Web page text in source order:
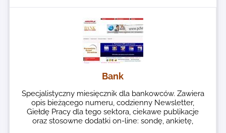
Bank
Specjalistyczny miesięcznik dla bankowców. Zawiera
opis bieżącego numeru, codzienny Newsletter,
Giełdę Pracy dla tego sektora, ciekawe publikacje
oraz stosowne dodatki on-line: sondę, ankietę,